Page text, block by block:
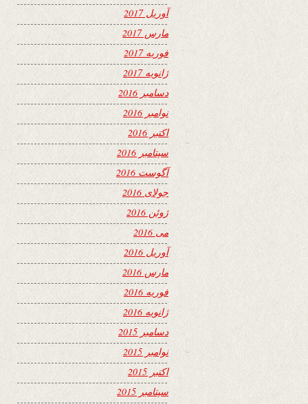
آوریل 2017
مارس 2017
فوریه 2017
ژانویه 2017
دسامبر 2016
نوامبر 2016
اکتبر 2016
سپتامبر 2016
آگوست 2016
جولای 2016
ژوئن 2016
می 2016
آوریل 2016
مارس 2016
فوریه 2016
ژانویه 2016
دسامبر 2015
نوامبر 2015
اکتبر 2015
سپتامبر 2015